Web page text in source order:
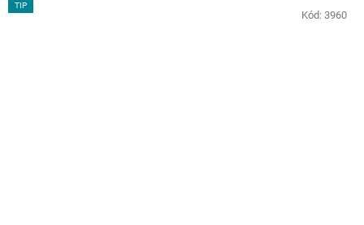
TIP
Kód: 3960